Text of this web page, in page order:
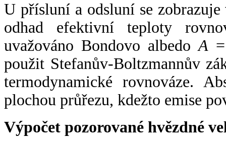
U přísluní a odsluní se
odhad efektivní teploty
uvažováno Bondovo albedoA
použit Stefanův-Boltzmannův
termodynamické rovnováze.
plochou průřezu, kdežto emise
Výpočet pozorované hvězdné